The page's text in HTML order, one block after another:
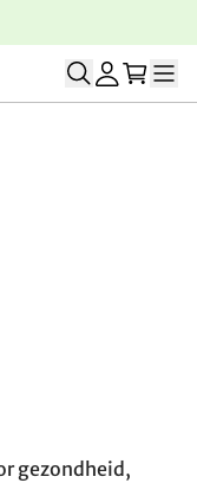
gezondheid,